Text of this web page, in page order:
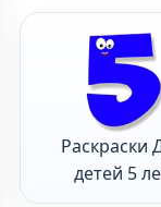
Раскраски
детей 5